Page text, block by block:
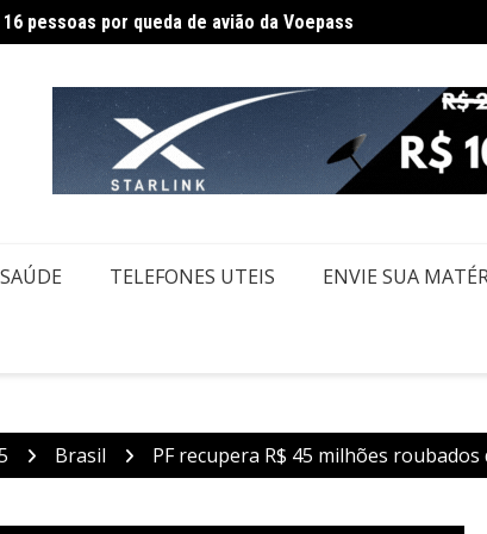
SAÚDE TELEFONES UTEIS ENVIE SUA
Brasil PF recupera R$ 45 milhões